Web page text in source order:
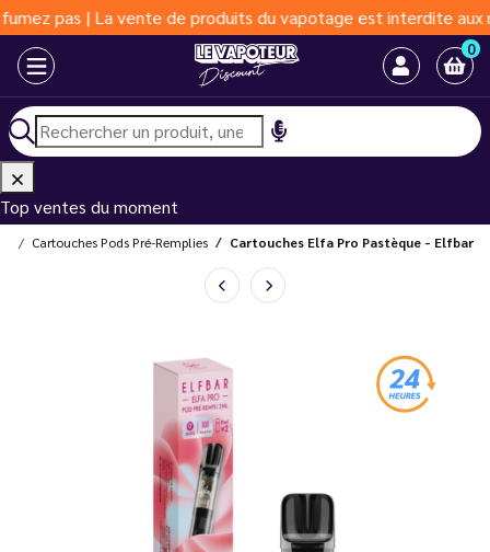
pas | La vente de produits du vapotage est interdite aux
0
Top ventes du moment
Cartouches Pods Pré-Remplies Cartouches Elfa Pro Pastèque - Elfbar